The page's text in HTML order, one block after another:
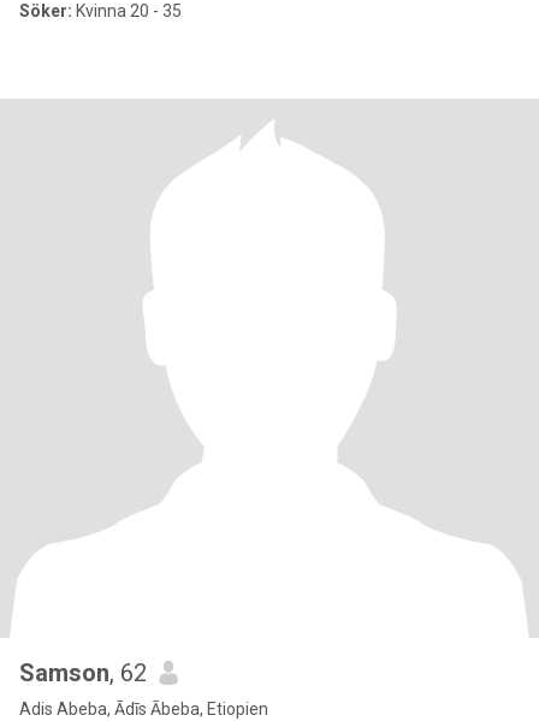
Söker: Kvinna 20 - 35
Samson, 62
Adis Abeba, Ādīs Ābeba, Etiopien